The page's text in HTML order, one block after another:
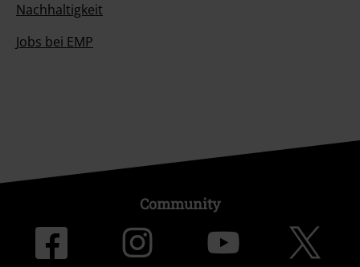
Nachhaltigkeit
Jobs bei EMP
Community